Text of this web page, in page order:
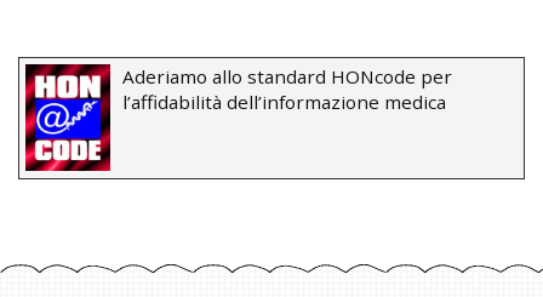
Aderiamo allo standard HONcode per
l’affidabilità dell’informazione medica